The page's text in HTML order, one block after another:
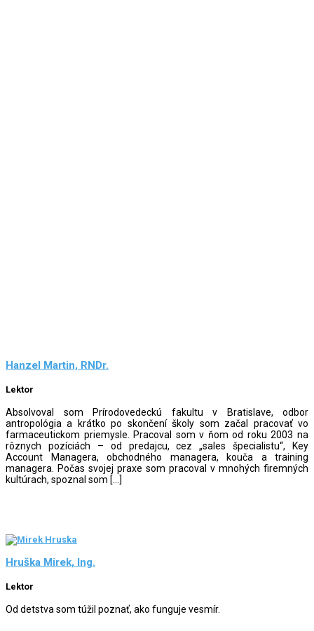
Hanzel Martin, RNDr.
Lektor
Absolvoval som Prírodovedeckú fakultu v Bratislave, odbor
antropológia a krátko po skončení školy som začal pracovať vo
farmaceutickom priemysle. Pracoval som v ňom od roku 2003 na
rôznych pozíciách – od predajcu, cez „sales špecialistu“, Key
Account Managera, obchodného managera, kouča a training
managera. Počas svojej praxe som pracoval v mnohých firemných
kultúrach, spoznal som […]
Hruška Mirek, Ing.
Lektor
Od detstva som túžil poznať, ako funguje vesmír.